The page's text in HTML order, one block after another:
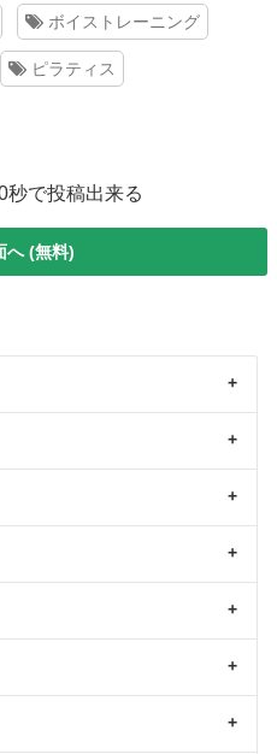
ボイストレーニング
ピラティス
秒で投稿出来る
へ (無料)